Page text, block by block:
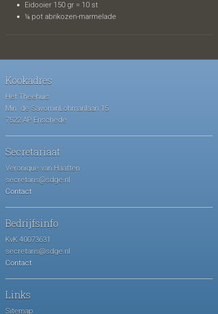
Eidooier 150 gr = 10 st
¼ pot abrikozen-marmelade
Kookadres
Het Theehuis
Min. de SavorninLohmanlaan 15
7522 AP Enschede
Secretariaat
Veronique van Haaften
secretaris@sdge.nl
Contact
Bedrijfsinfo
KvK 40073631
secretaris@sdge.nl
Contact
Links
Sitemap